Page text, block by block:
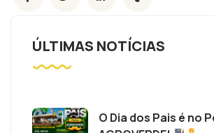
ÚLTIMAS NOTÍCIAS
O Dia dos Pais é no